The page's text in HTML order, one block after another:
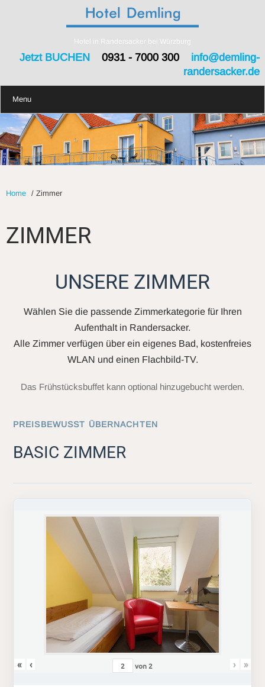
Hotel in Randersacker bei Würzburg
Jetzt BUCHEN0931 - 7000 300 info@demling-
randersacker.de
Menu
Home / Zimmer
ZIMMER
UNSERE ZIMMER
Wählen Sie die passende Zimmerkategorie für Ihren
Aufenthalt in Randersacker.
Alle Zimmer verfügen über ein eigenes Bad, kostenfreies
WLAN und einen Flachbild-TV.
Das Frühstücksbuffet kann optional hinzugebucht werden.
PREISBEWUSST ÜBERNACHTEN
BASIC ZIMMER
« ‹ von 2 › »